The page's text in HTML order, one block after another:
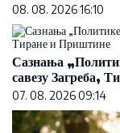
08. 08. 2026 16:10
Сазнања
савезу Загреба,
07. 08. 2026 09:14